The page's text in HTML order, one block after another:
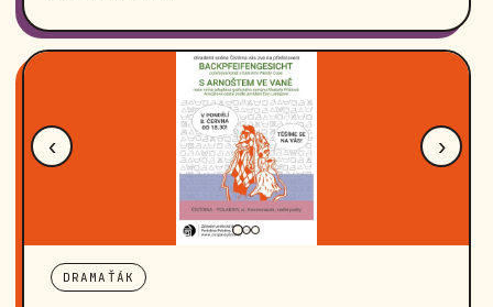
‹ ›
DRAMAŤÁK